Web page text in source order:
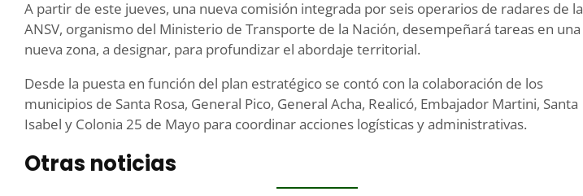
A partir de este jueves, una nueva comisión integrada por seis operarios de radares de la
ANSV, organismo del Ministerio de Transporte de la Nación, desempeñará tareas en una
nueva zona, a designar, para profundizar el abordaje territorial.
Desde la puesta en función del plan estratégico se contó con la colaboración de los
municipios de Santa Rosa, General Pico, General Acha, Realicó, Embajador Martini, Santa
Isabel y Colonia 25 de Mayo para coordinar acciones logísticas y administrativas.
Otras noticias